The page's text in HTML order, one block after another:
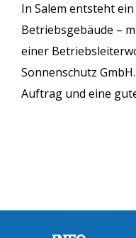
In Salem entsteht
Betriebsgebäude –
einer
Sonnenschutz
Auftrag und eine